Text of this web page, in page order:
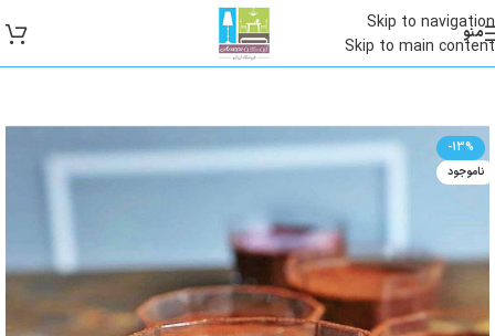
Skip to navigation
Skip to main content
منو
-13%
ناموجود